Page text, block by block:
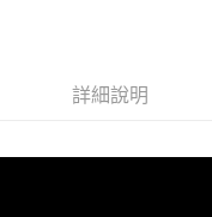
每筆NT$100，滿
每筆NT$100，滿
詳細說明